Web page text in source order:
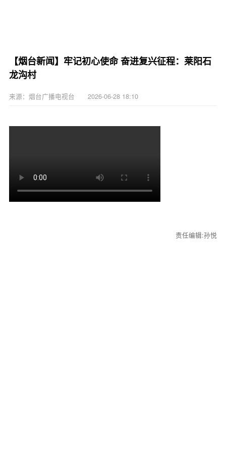
【烟台新闻】牢记初心使命 奋进复兴征程：莱阳石
龙沟村
来源：烟台广播电视台 2026-06-28 18:10
责任编辑:孙悦